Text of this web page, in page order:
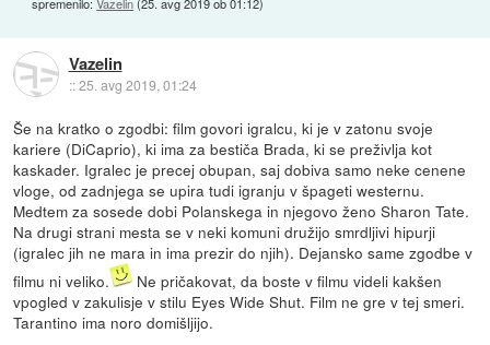
spremenilo:Vazelin(25. avg 2019 ob 01:12)
Vazelin
::25. avg 2019, 01:24
Še na kratko o zgodbi: film govori igralcu, ki je v zatonu svoje
kariere (DiCaprio), ki ima za bestiča Brada, ki se preživlja kot
kaskader. Igralec je precej obupan, saj dobiva samo neke cenene
vloge, od zadnjega se upira tudi igranju v špageti westernu.
Medtem za sosede dobi Polanskega in njegovo ženo Sharon Tate.
Na drugi strani mesta se v neki komuni družijo smrdljivi hipurji
(igralec jih ne mara in ima prezir do njih). Dejansko same zgodbe v
filmu ni veliko.
Ne pričakovat, da boste v filmu videli kakšen
vpogled v zakulisje v stilu Eyes Wide Shut. Film ne gre v tej smeri.
Tarantino ima noro domišljijo.